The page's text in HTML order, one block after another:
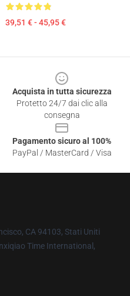
39,51 € - 45,95 €
Acquista in tutta sicurezza
Protetto 24/7 dai clic alla
consegna
Pagamento sicuro al 100%
PayPal / MasterCard / Visa
CA 94103, Stati Uniti
Time International,